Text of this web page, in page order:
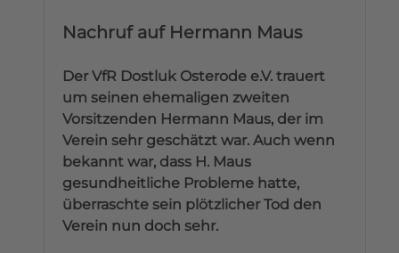
Nachruf auf Hermann Maus
Der VfR Dostluk Osterode e.V. trauert
um seinen ehemaligen zweiten
Vorsitzenden Hermann Maus, der im
Verein sehr geschätzt war. Auch wenn
bekannt war, dass H. Maus
gesundheitliche Probleme hatte,
überraschte sein plötzlicher Tod den
Verein nun doch sehr.